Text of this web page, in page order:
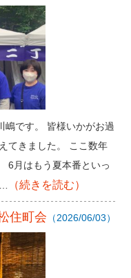
嶋です。 皆様いかがお過
てきました。 ここ数年
6月はもう夏本番といっ
（続きを読む）
住町会 （2026/06/03）